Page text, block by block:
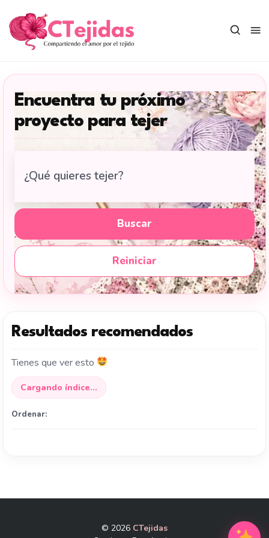
contenido
Encuentra tu próximo
proyecto para tejer
tutoriales
tejido
en
CTejidas
Buscar
Reiniciar
Resultados recomendados
Tienes que ver esto
Cargando índice...
Ordenar:
© 2026 CTejidas